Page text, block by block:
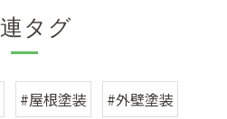
タグ
#屋根塗装 #外壁塗装